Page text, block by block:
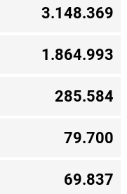
3.148.369
1.864.993
285.584
79.700
69.837